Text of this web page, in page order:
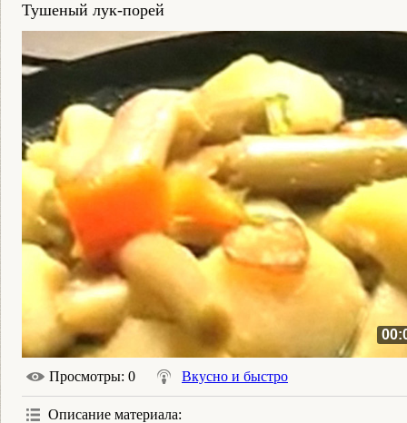
Тушеный лук-порей
Просмотры: 0 Вкусно и быстро
Описание материала: